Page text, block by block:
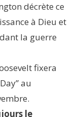
décrète ce
à Dieu et
la guerre
fixera
au
le